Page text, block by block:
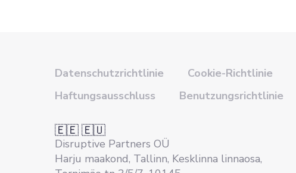
Datenschutzrichtlinie Cookie-Richtlinie
Haftungsausschluss
Benutzungsrichtlinie
🇪🇪 🇪🇺
Disruptive Partners OÜ
Harju maakond, Tallinn, Kesklinna linnaosa,